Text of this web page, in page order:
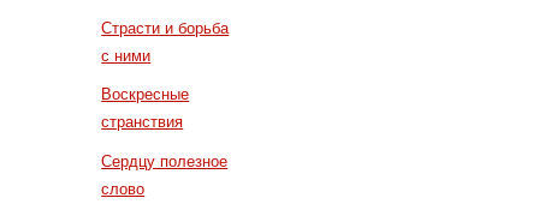
Страсти и борьба
с ними
Воскресные
странствия
Сердцу полезное
слово